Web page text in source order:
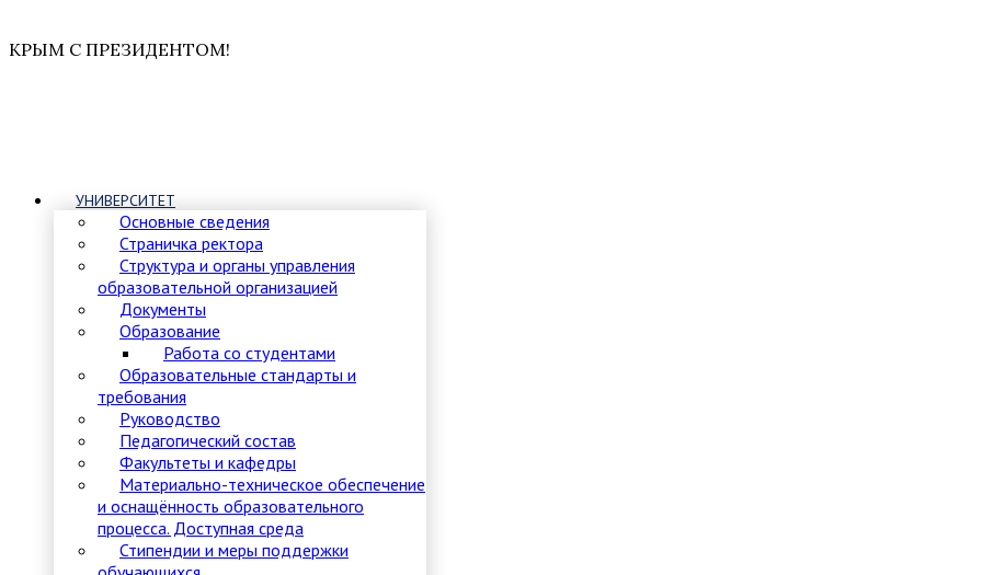
КРЫМ С ПРЕЗИДЕНТОМ!
УНИВЕРСИТЕТ
Основные сведения
Страничка ректора
Структура и органы управления
образовательной организацией
Документы
Образование
Работа со студентами
Образовательные стандарты и
требования
Руководство
Педагогический состав
Факультеты и кафедры
Материально-техническое обеспечение
и оснащённость образовательного
процесса. Доступная среда
Стипендии и меры поддержки